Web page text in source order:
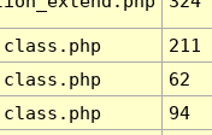
211
62
94